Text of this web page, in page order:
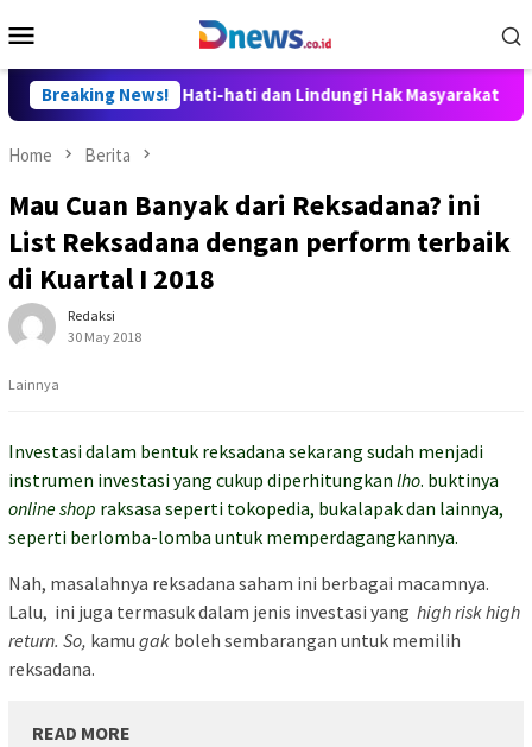
to
Menu
Breaking News!
Disusun Hati-hati dan Lindungi Hak Masyarakat
Home Berita
Mau Cuan Banyak dari Reksadana? ini
List Reksadana dengan perform terbaik
di Kuartal I 2018
Redaksi
30 May 2018
Lainnya
Investasi dalam bentuk reksadana sekarang sudah menjadi
instrumen investasi yang cukup diperhitungkan lho. buktinya
online shop raksasa seperti tokopedia, bukalapak dan lainnya,
seperti berlomba-lomba untuk memperdagangkannya.
Nah, masalahnya reksadana saham ini berbagai macamnya.
Lalu, ini juga termasuk dalam jenis investasi yang high risk high
return. So, kamu gak boleh sembarangan untuk memilih
reksadana.
READ MORE